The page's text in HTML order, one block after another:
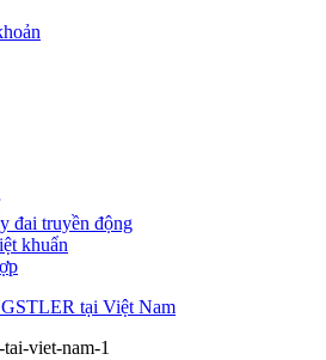
đai truyền động
khuẩn
tại Việt Nam